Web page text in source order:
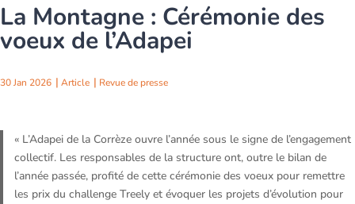
La Montagne : Cérémonie des
voeux de l’Adapei
30 Jan 2026 Article Revue de presse
« L’Adapei de la Corrèze ouvre l’année sous le signe de l’engagement
collectif. Les responsables de la structure ont, outre le bilan de
l’année passée, profité de cette cérémonie des voeux pour remettre
les prix du challenge Treely et évoquer les projets d’évolution pour